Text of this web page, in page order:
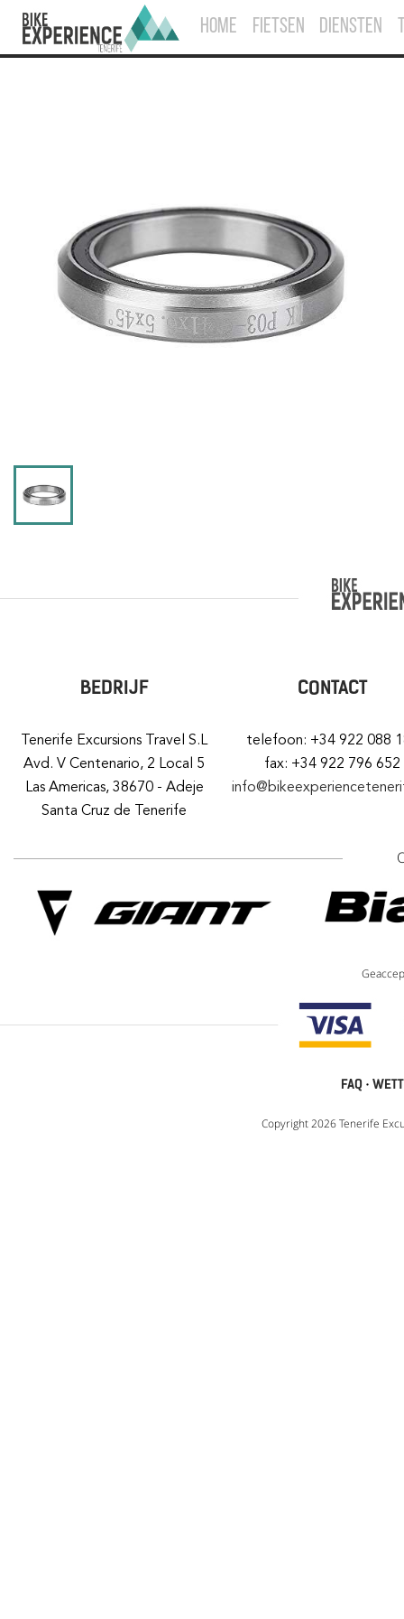
HOME FIETSEN DIENSTEN
BEDRIJF
Tenerife Excursions Travel S.L
Avd. V Centenario, 2 Local 5
Las Americas, 38670 - Adeje
Santa Cruz de Tenerife
CONTACT
telefoon: +34 922 088
fax: +34 922 796 652
FAQ ·
Copyright 2026 Tenerife